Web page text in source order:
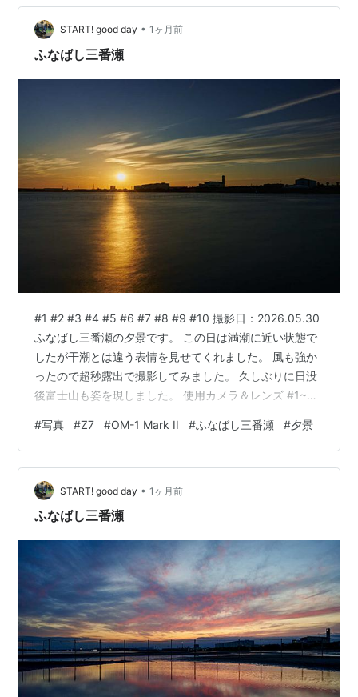
ONEで現像 #10~16 OM S…
START! good day • 1ヶ月前
ふなばし三番瀬
#1 #2 #3 #4 #5 #6 #7 #8 #9 #10 撮影日：2026.05.30
ふなばし三番瀬の夕景です。 この日は満潮に近い状態で
したが干潮とは違う表情を見せてくれました。 風も強か
ったので超秒露出で撮影してみました。 久しぶりに日没
後富士山も姿を現しました。 使用カメラ＆レンズ #1~6
SYSTEM OM-1 Mark II+M.ZUIKO DIGITAL ED 100-
400mm F5.0-6.3 IS II RAWをCAPTURE ONEで現像 ラ
ンキング参加中gooからきましたランキング…
#写真 #Z7 #OM-1 Mark II #ふなばし三番瀬 #夕景
START! good day • 1ヶ月前
ふなばし三番瀬